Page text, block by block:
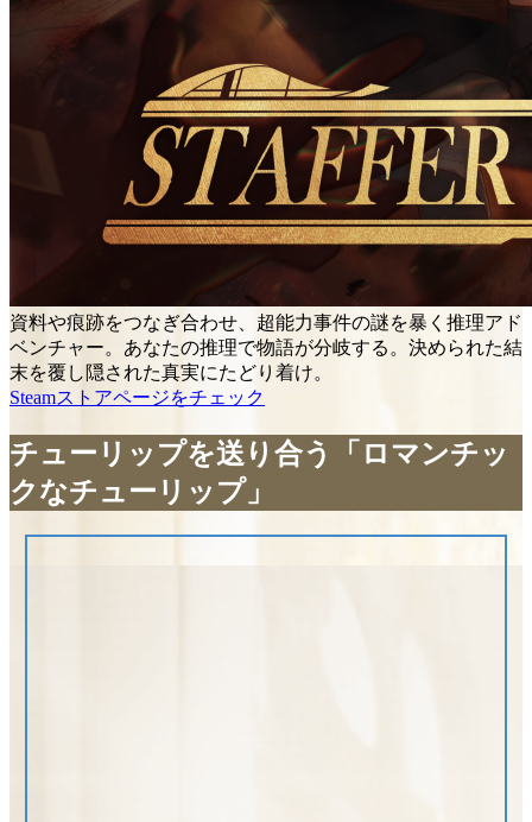
資料や痕跡をつなぎ合わせ、超能力事件の謎を暴く推理アド
ベンチャー。あなたの推理で物語が分岐する。決められた結
末を覆し隠された真実にたどり着け。
Steamストアページをチェック
チューリップを送り合う「ロマンチッ
クなチューリップ」